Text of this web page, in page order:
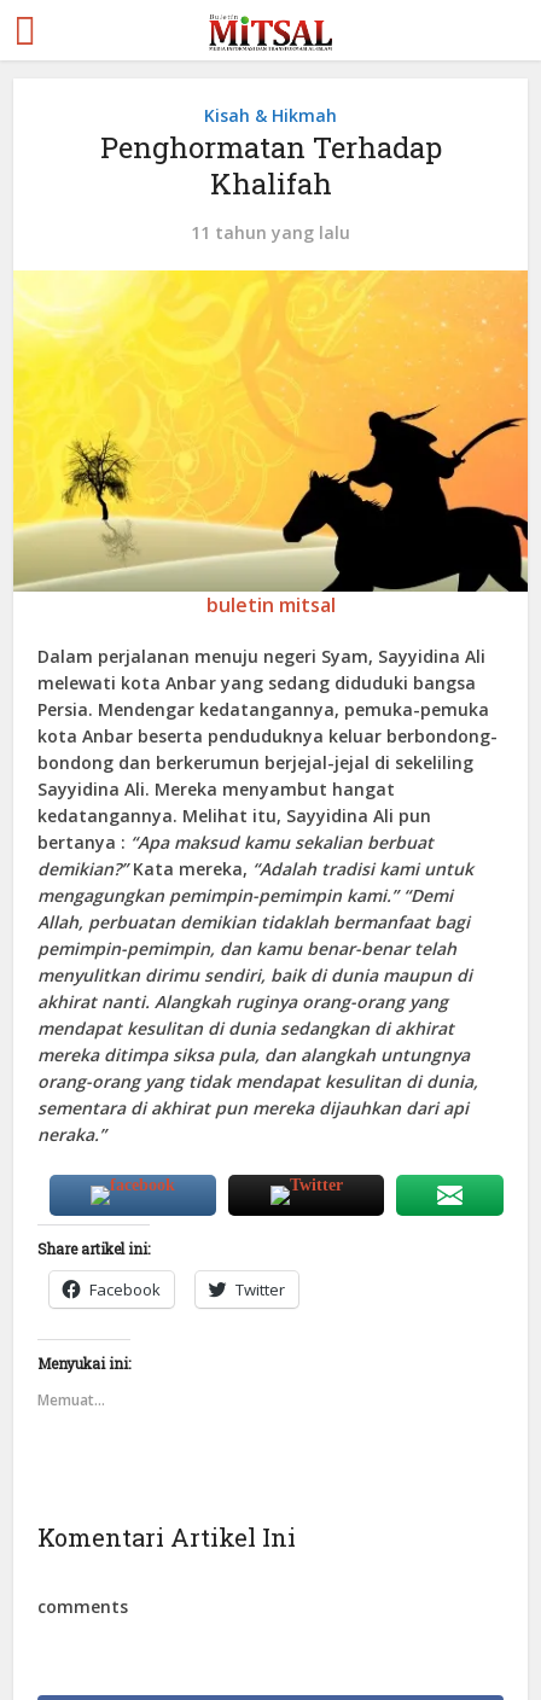
Kisah & Hikmah
Penghormatan Terhadap
Khalifah
11 tahun yang lalu
buletin mitsal
Dalam perjalanan menuju negeri Syam, Sayyidina Ali
melewati kota Anbar yang sedang diduduki bangsa
Persia. Mendengar kedatangannya, pemuka-pemuka
kota Anbar beserta penduduknya keluar berbondong-
bondong dan berkerumun berjejal-jejal di sekeliling
Sayyidina Ali. Mereka menyambut hangat
kedatangannya. Melihat itu, Sayyidina Ali pun
bertanya : “Apa maksud kamu sekalian berbuat
demikian?”Kata mereka, “Adalah tradisi kami untuk
mengagungkan pemimpin-pemimpin kami.” “Demi
Allah, perbuatan demikian tidaklah bermanfaat bagi
pemimpin-pemimpin, dan kamu benar-benar telah
menyulitkan dirimu sendiri, baik di dunia maupun di
akhirat nanti. Alangkah ruginya orang-orang yang
mendapat kesulitan di dunia sedangkan di akhirat
mereka ditimpa siksa pula, dan alangkah untungnya
orang-orang yang tidak mendapat kesulitan di dunia,
sementara di akhirat pun mereka dijauhkan dari api
neraka.”
Share artikel ini:
Facebook Twitter
Menyukai ini:
Memuat...
Komentari Artikel Ini
comments